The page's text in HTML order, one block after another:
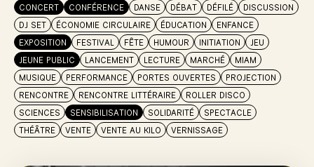
CONCERT
CONFÉRENCE DANSE DÉBAT DÉFILÉ
DISCUSSION
DJ SET
ÉCONOMIE CIRCULAIRE ÉDUCATION
ENFANCE
EXPOSITION
FESTIVAL FÊTE HUMOUR INITIATION
JEU
JEUNE PUBLIC
LANCEMENT LECTURE MARCHÉ
MIAM
MUSIQUE
PERFORMANCE PORTES OUVERTES
PROJECTION
RENCONTRE
RENCONTRE LITTÉRAIRE
ROLLER DISCO
SCIENCES
SENSIBILISATION SOLIDARITÉ
SPECTACLE
THÉÂTRE
VENTE VENTE AU KILO VERNISSAGE